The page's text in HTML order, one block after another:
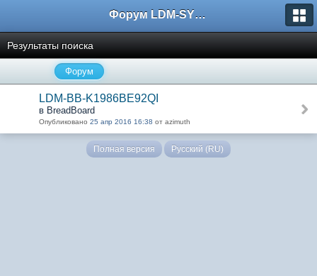
Форум LDM-SYSTEMS
Результаты поиска
Форум
LDM-BB-K1986BE92QI
в BreadBoard
Опубликовано 25 апр 2016 16:38 от azimuth
Полная версия Русский (RU)